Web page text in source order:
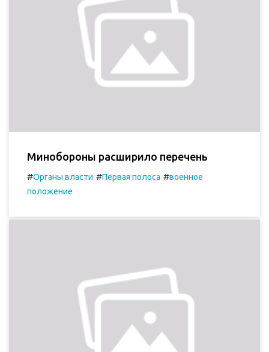
Минобороны расширило перечень
#Органы власти #Первая полоса #военное
положение